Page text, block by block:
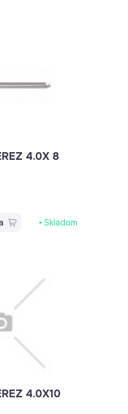
4.0X 8
Skladom
4.0X10